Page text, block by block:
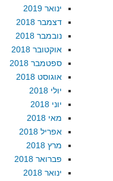
ינואר 2019
דצמבר 2018
נובמבר 2018
אוקטובר 2018
ספטמבר 2018
אוגוסט 2018
יולי 2018
יוני 2018
מאי 2018
אפריל 2018
מרץ 2018
פברואר 2018
ינואר 2018